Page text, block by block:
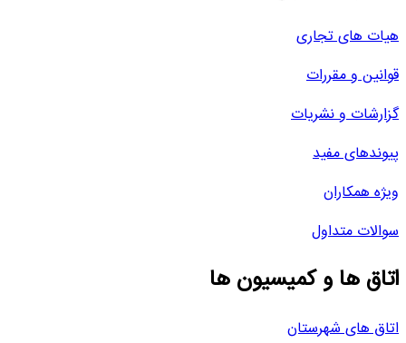
هیات های تجاری
قوانین و مقررات
گزارشات و نشریات
پیوندهای مفید
ویژه همکاران
سوالات متداول
اتاق ها و کمیسیون ها
اتاق های شهرستان